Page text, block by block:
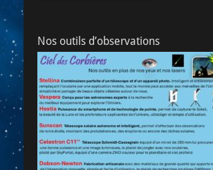
Nos outils d’observations